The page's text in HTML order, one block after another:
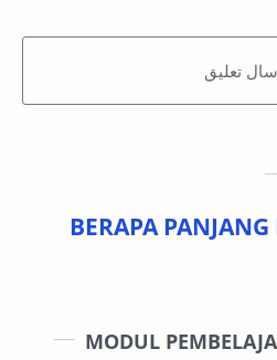
تعليق
BERAPA
MODUL